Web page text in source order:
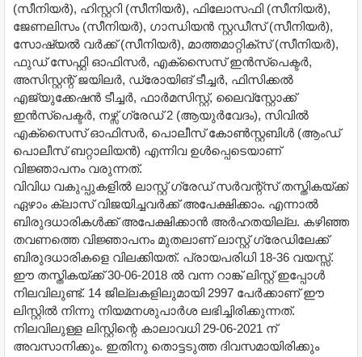
(സീനിയര്‍), ഹിസ്റ്ററി (സീനിയര്‍), ഫിലോസഫി (സീനിയര്‍),
ജേണലിസം (സീനിയര്‍), ഗാന്ധിയന്‍ സ്റ്റഡീസ് (സീനിയര്‍),
സോഷ്യല്‍ വര്‍ക്ക് (സീനിയര്‍), മാത്തമാറ്റിക്സ് (സീനിയര്‍),
ഫു‍ഡ് സേഫ്റ്റി ഓഫിസര്‍, എക്സൈസ് ഇന്‍സ്പെക്ടര്‍,
അസിസ്റ്റന്റ് ജയിലര്‍, ഡ്രോയിങ് ടീച്ചര്‍, ഫിസിക്കല്‍
എജ്യുക്കേഷന്‍ ടീച്ചര്‍, ഫാര്‍മസിസ്റ്റ്, ലൈവ്സ്റ്റോക്ക്
ഇന്‍സ്പെക്ടര്‍, നഴ്സ് ഗ്രേഡ് 2 (ആയുര്‍വേദം), സിവില്‍
എക്സൈസ് ഓഫിസര്‍, പൊലീസ് കോണ്‍സ്റ്റബിള്‍ (ആംഡ്
പൊലീസ് ബറ്റാലിയന്‍) എന്നിവ ഉള്‍പ്പെടെയാണ്
വിജ്ഞാപനം വരുന്നത്.
വിവിധ വകുപ്പുകളില്‍ ലാസ്റ്റ് ഗ്രേഡ് സര്‍വന്റ്സ് തസ്തികയ്ക്ക്
ഏഴാം ക്ലാസ് വിജയിച്ചവര്‍ക്ക് അപേക്ഷിക്കാം. എന്നാല്‍
ബിരുദധാരികള്‍ക്ക് അപേക്ഷിക്കാന്‍ അര്‍ഹതയില്ല. കഴിഞ്ഞ
തവണത്തെ വിജ്ഞാപനം മുതലാണ് ലാസ്റ്റ് ​ഗ്രേഡിലേക്ക്
ബിരുദധാരികളെ വിലക്കിയത്. പ്രായപരിധി 18-36 വയസ്സ്.
ഈ തസ്തികയ്ക്ക് 30-06-2018 ല്‍ വന്ന റാങ്ക് ലിസ്റ്റ് ഇപ്പോള്‍
നിലവിലുണ്ട്. 14 ജില്ലകളിലുമായി 2997 പേര്‍ക്കാണ് ഈ
ലിസ്റ്റില്‍ നിന്നു നിയമനശുപാര്‍ശ ലഭിച്ചിരിക്കുന്നത്.
നിലവിലുള്ള ലിസ്റ്റിന്റെ കാലാവധി 29-06-2021 ന്
അവസാനിക്കും. ഇതിനു തൊട്ടടുത്ത ദിവസമായിരിക്കും